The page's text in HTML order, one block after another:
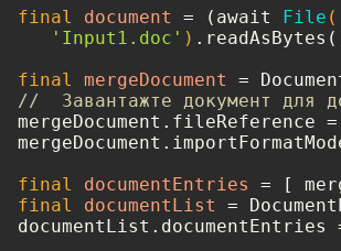
final
document = (await File (
'Input1.doc' )
final
mergeDocument =
//  Завантажте документ для
mergeDocument.fileReference
final
documentEntries =
final
documentList =
documentList.documentEntries